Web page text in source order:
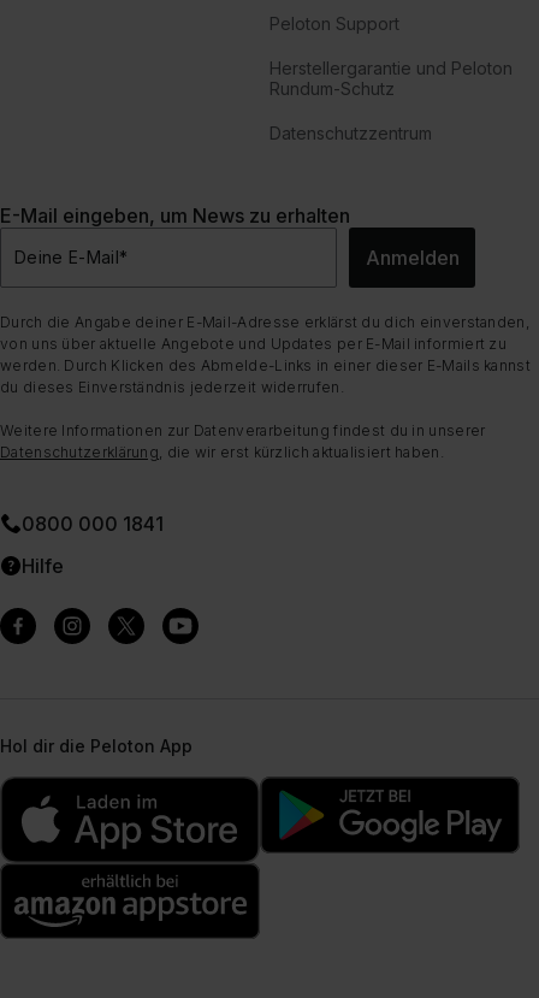
Peloton Support
Herstellergarantie und Peloton
Rundum-Schutz
Datenschutzzentrum
E-Mail eingeben, um News zu erhalten
Deine E-Mail* Anmelden
Durch die Angabe deiner E-Mail-Adresse erklärst du dich einverstanden,
von uns über aktuelle Angebote und Updates per E-Mail informiert zu
werden. Durch Klicken des Abmelde-Links in einer dieser E-Mails kannst
du dieses Einverständnis jederzeit widerrufen.
Weitere Informationen zur Datenverarbeitung findest du in unserer
Datenschutzerklärung , die wir erst kürzlich aktualisiert haben.
0800 000 1841
Hilfe
Hol dir die Peloton App